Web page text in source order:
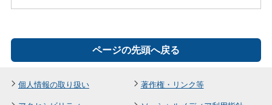
ページの先頭へ戻る
個人情報の取り扱い
著作権・リンク等